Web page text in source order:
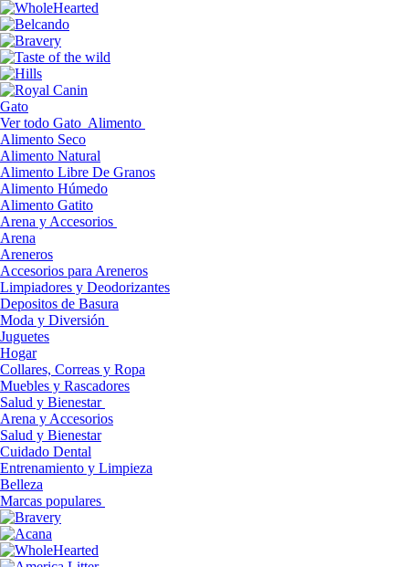
Gato
Ver todo Gato Alimento
Alimento Seco
Alimento Natural
Alimento Libre De Granos
Alimento Húmedo
Alimento Gatito
Arena y Accesorios
Arena
Areneros
Accesorios para Areneros
Limpiadores y Deodorizantes
Depositos de Basura
Moda y Diversión
Juguetes
Hogar
Collares, Correas y Ropa
Muebles y Rascadores
Salud y Bienestar
Arena y Accesorios
Salud y Bienestar
Cuidado Dental
Entrenamiento y Limpieza
Belleza
Marcas populares